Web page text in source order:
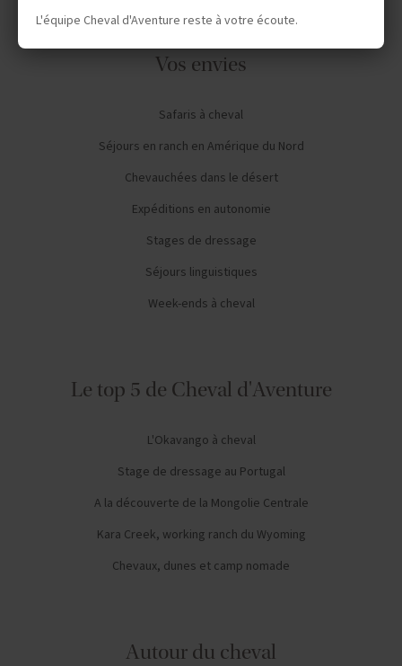
Vos envies
Safaris à cheval
Séjours en ranch en Amérique du Nord
Chevauchées dans le désert
Expéditions en autonomie
Stages de dressage
Séjours linguistiques
Week-ends à cheval
Le top 5 de Cheval d'Aventure
L'Okavango à cheval
Stage de dressage au Portugal
A la découverte de la Mongolie Centrale
Kara Creek, working ranch du Wyoming
Chevaux, dunes et camp nomade
Autour du cheval
L'équipe Cheval d'Aventure reste à votre écoute.